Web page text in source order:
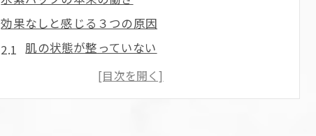
効果なしと感じる３つの原因
肌の状態が整っていない
一度だけの使用で判断している
目的に合っていない使い方をしている